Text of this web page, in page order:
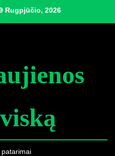
Rugpjūčio, 2026
patarimai